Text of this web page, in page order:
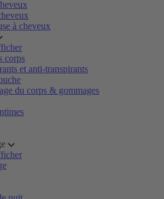
à cheveux
corps
et anti-transpirants
du corps & gommages